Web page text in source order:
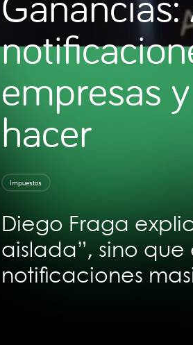
empresas
hacer
Impuestos
Diego Fraga
aislada”, sino
notificaciones